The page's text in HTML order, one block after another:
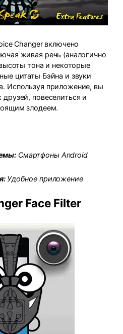
Changer включено
живая речь (аналогично
тона и некоторые
цитаты Бэйна и звуки
Используя приложение, вы
повеселиться и
злодеем.
Смартфоны Android
Удобное приложение
Face Filter